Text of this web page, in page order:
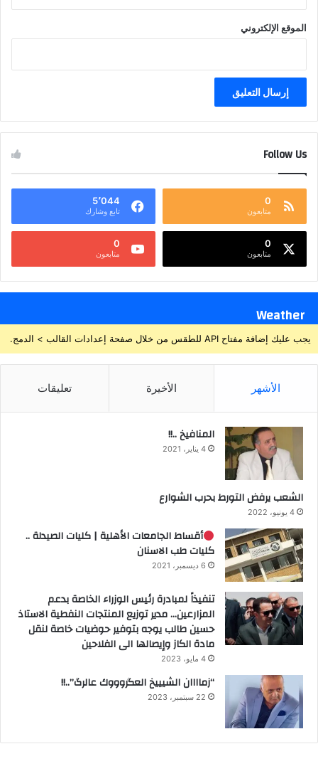
الموقع الإلكتروني
Follow Us
0
متابعون
5٬044
تابع وشارك
0
متابعون
0
متابعون
Weather
يجب عليك إضافة مفتاح API للطقس من خلال صفحة إعدادات القالب > الدمج.
الأشهر الأخيرة تعليقات
المنافيخ ..!!
4 يناير، 2021
الشعب يرفض التورط بحرب الشوارع
4 يونيو، 2022
أقساط الجامعات الأهلية | كليات الصيدلة ..
كليات طب الاسنان
6 ديسمبر، 2021
تنفيذاً لمبادرة رئيس الوزراء الخاصة بدعم
المزارعين… مدير توزيع المنتجات النفطية الاستاذ
حسين طالب يوجه بتوفير حوضيات خاصة لنقل
مادة الكاز وإيصالها الى الفلاحين
4 مايو، 2023
“زماااان الشيييخ العگروووك عالرگ”..!!
22 سبتمبر، 2023